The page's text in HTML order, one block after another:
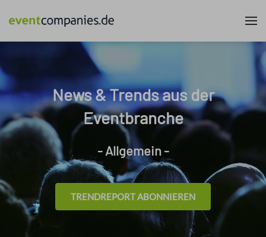
News & Trends aus der
Eventbranche
- Allgemein -
TRENDREPORT ABONNIEREN